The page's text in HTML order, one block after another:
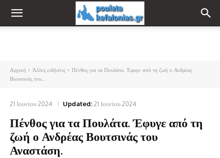
Αρχική Άλλες ειδήσεις
Πένθος για τα Πουλάτα. Έφυγε από τη ζωή ο Ανδρέας
Βουτσινάς του...
21 Ιουνίου 2024 Updated:21 Ιουνίου 2024
Πένθος για τα Πουλάτα. Έφυγε από τη
ζωή ο Ανδρέας Βουτσινάς του
Αναστάση.